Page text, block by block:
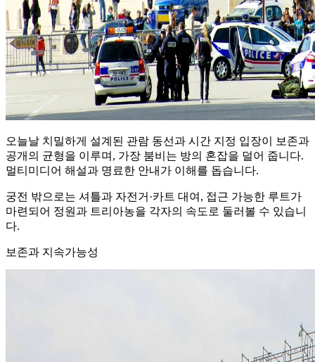
오늘날 치밀하게 설계된 관람 동선과 시간 지정 입장이 보존과
공개의 균형을 이루며, 가장 붐비는 방의 혼잡을 덜어 줍니다.
멀티미디어 해설과 명료한 안내가 이해를 돕습니다.
궁전 밖으로는 셔틀과 자전거·카트 대여, 접근 가능한 루트가
마련되어 정원과 트리아농을 각자의 속도로 둘러볼 수 있습니
다.
보존과 지속가능성